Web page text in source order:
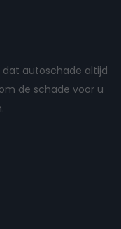
dat autoschade altijd
de schade voor u